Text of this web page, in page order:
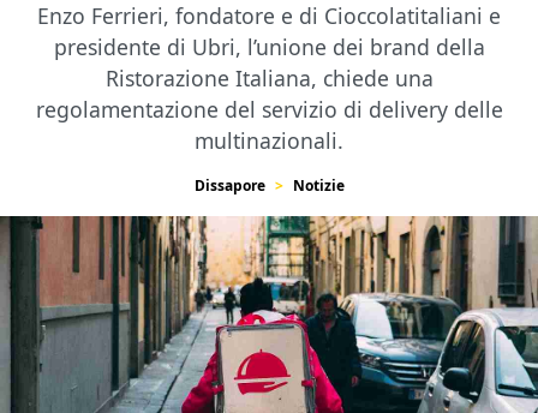
Enzo Ferrieri, fondatore e di Cioccolatitaliani e
presidente di Ubri, l’unione dei brand della
Ristorazione Italiana, chiede una
regolamentazione del servizio di delivery delle
multinazionali.
Dissapore Notizie